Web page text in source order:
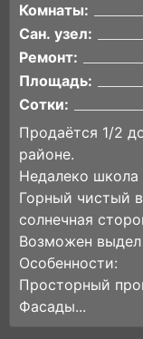
Комнаты:
Сан. узел:
Ремонт:
Площадь:
Сотки:
Продаётся 1/2
районе.
Недалеко школа
Горный чистый
солнечная
Возможен выдел
Особенности:
Просторный
Фасады...